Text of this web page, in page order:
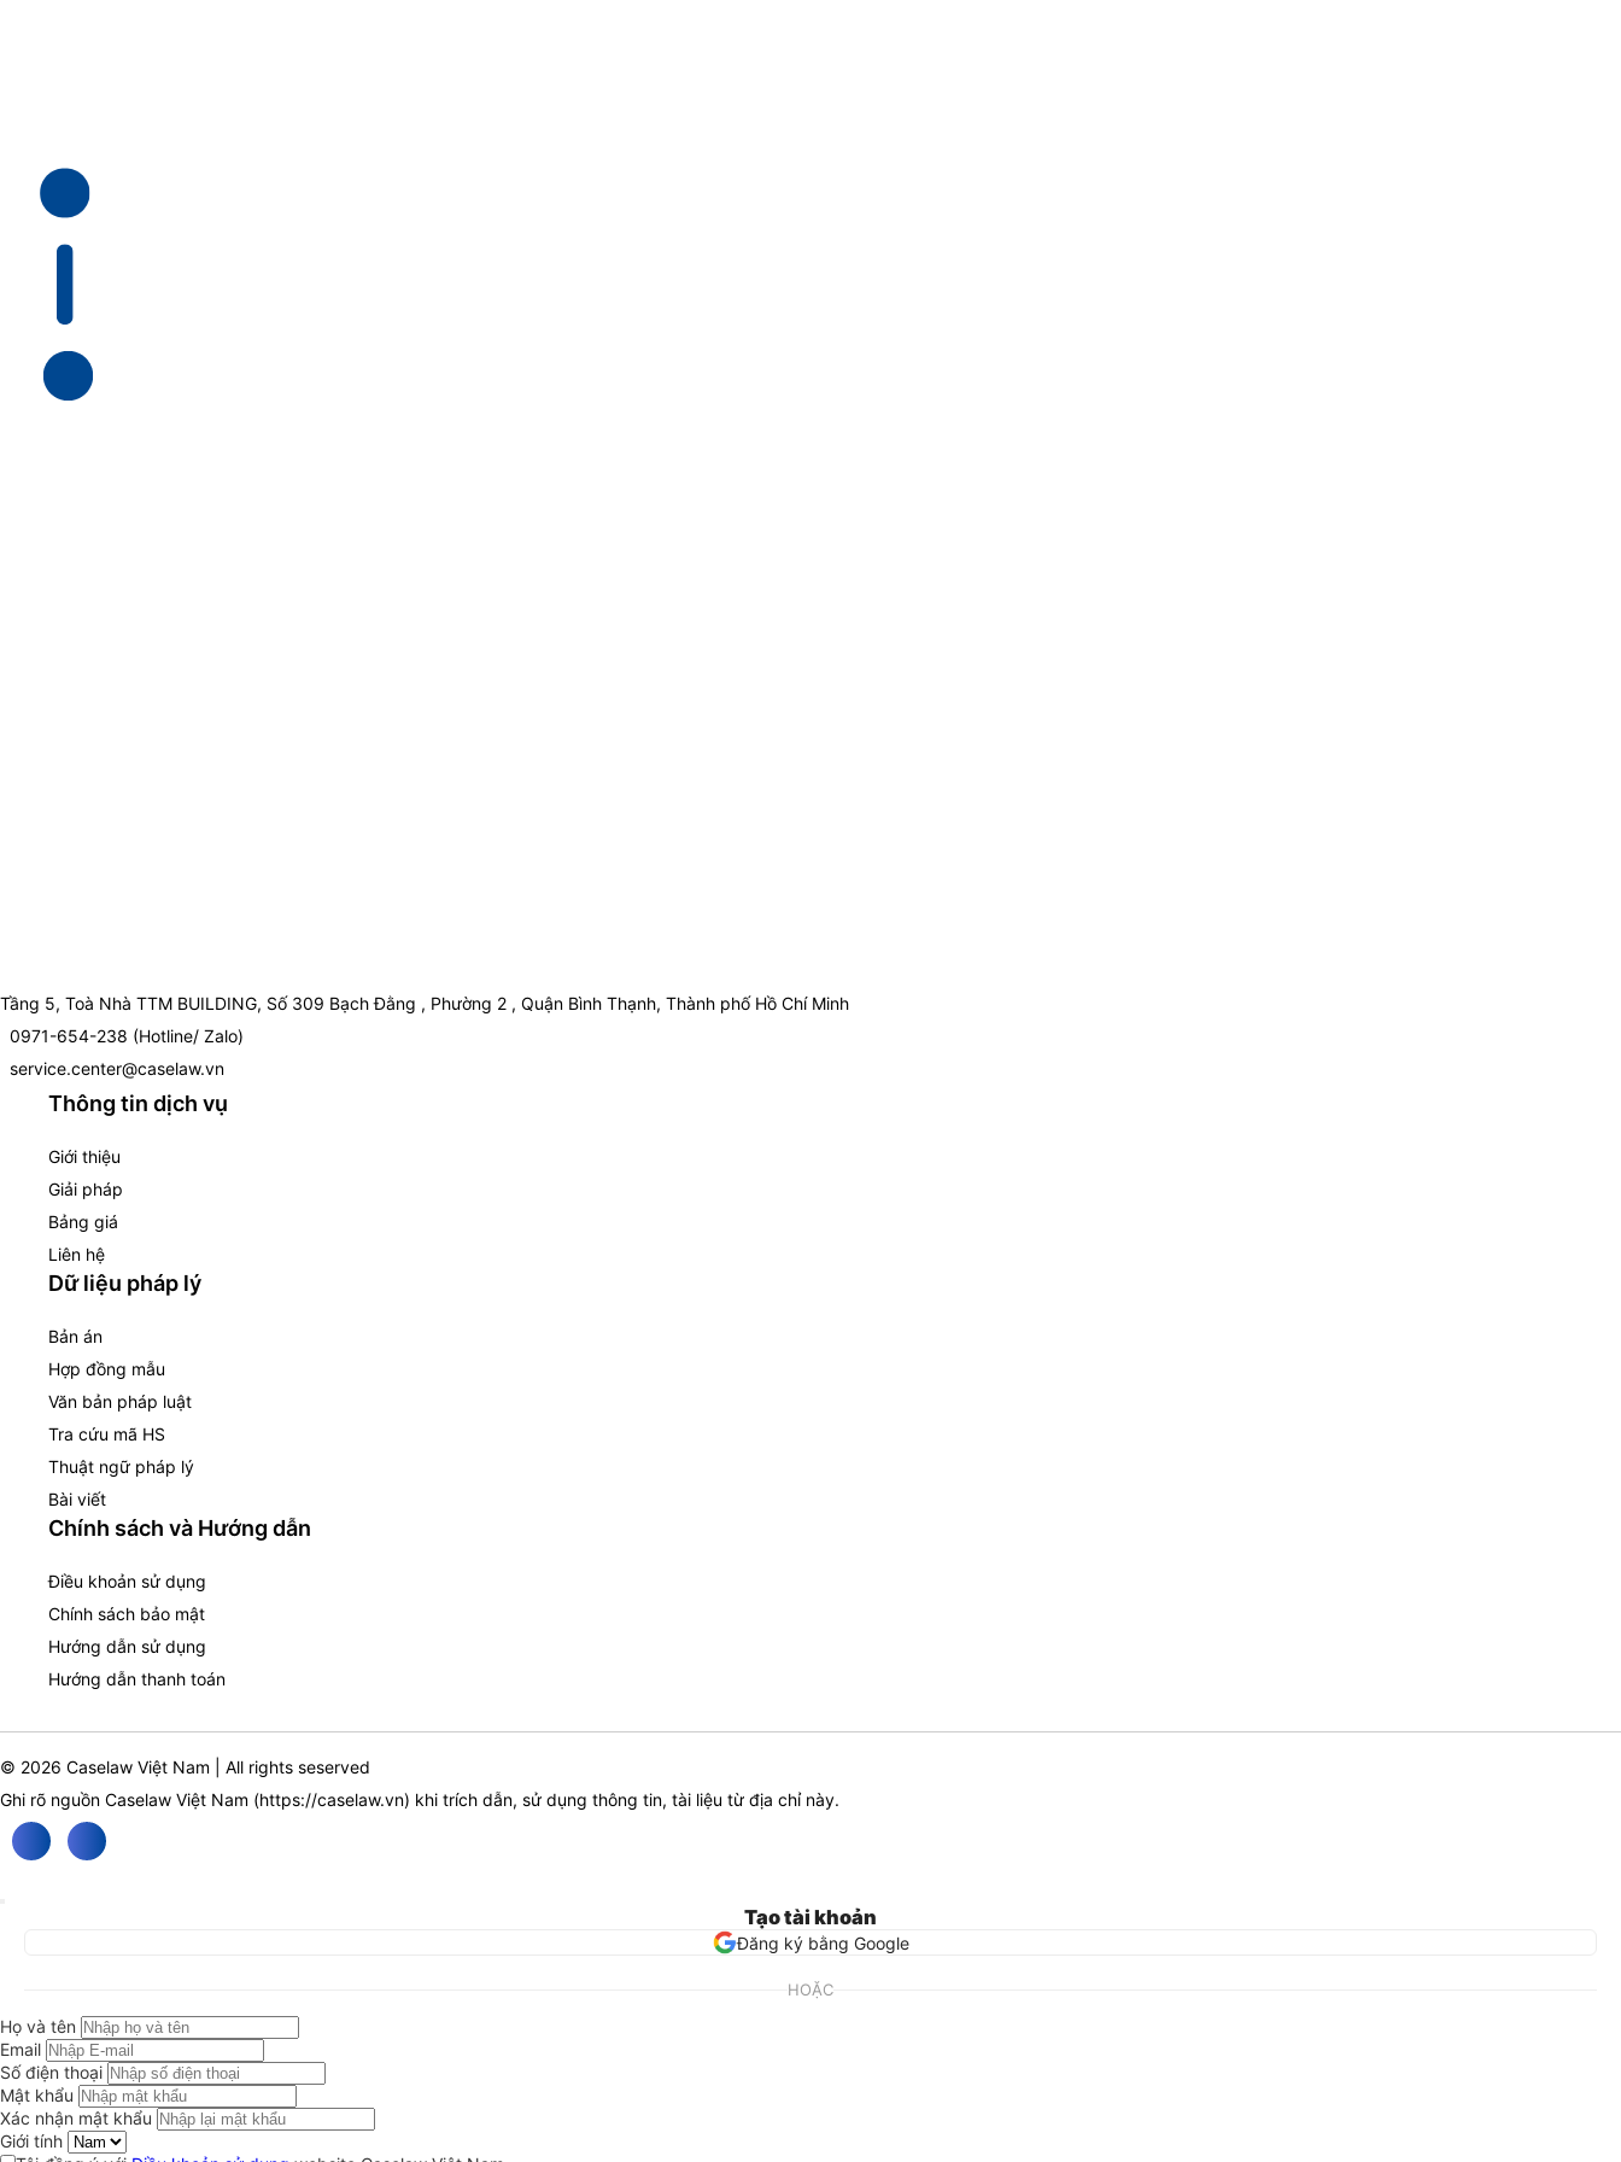
Tầng 5, Toà Nhà TTM BUILDING, Số 309 Bạch Đằng , Phường 2 , Quận Bình Thạnh, Thành phố Hồ Chí Minh
0971-654-238 (Hotline/ Zalo)
service.center@caselaw.vn
Thông tin dịch vụ
Giới thiệu
Giải pháp
Bảng giá
Liên hệ
Dữ liệu pháp lý
Bản án
Hợp đồng mẫu
Văn bản pháp luật
Tra cứu mã HS
Thuật ngữ pháp lý
Bài viết
Chính sách và Hướng dẫn
Điều khoản sử dụng
Chính sách bảo mật
Hướng dẫn sử dụng
Hướng dẫn thanh toán
© 2026 Caselaw Việt Nam | All rights seserved
Ghi rõ nguồn Caselaw Việt Nam (https://caselaw.vn) khi trích dẫn, sử dụng thông tin, tài liệu từ địa chỉ này.
Tạo tài khoản
Đăng ký bằng Google
HOẶC
Họ và tên
Email
Số điện thoại
Mật khẩu
Xác nhận mật khẩu
Giới tính